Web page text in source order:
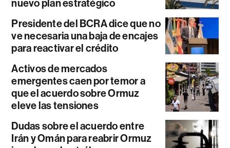
nuevo plan estratégico
Presidente del BCRA dice que no
ve necesaria una baja de encajes
para reactivar el crédito
Activos de mercados
emergentes caen por temor a
que el acuerdo sobre Ormuz
eleve las tensiones
Dudas sobre el acuerdo entre
Irán y Omán para reabrir Ormuz